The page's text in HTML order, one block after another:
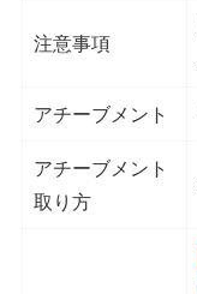
注意事項
アチーブメント
アチーブメント
取り方